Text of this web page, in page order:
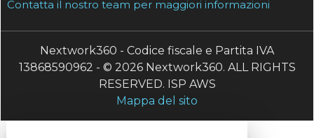
Contatta il nostro team per maggiori informazioni
Nextwork360 - Codice fiscale e Partita IVA
13868590962 - © 2026 Nextwork360. ALL RIGHTS
RESERVED. ISP AWS
Mappa del sito